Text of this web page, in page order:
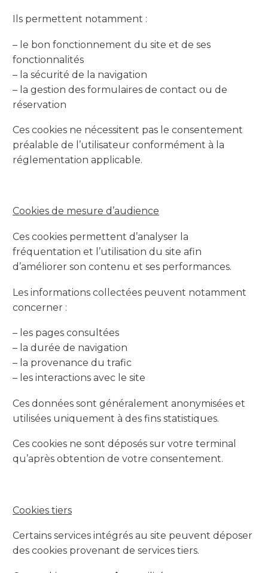
Ils permettent notamment :
– le bon fonctionnement du site et de ses
fonctionnalités
– la sécurité de la navigation
– la gestion des formulaires de contact ou de
réservation
Ces cookies ne nécessitent pas le consentement
préalable de l’utilisateur conformément à la
réglementation applicable.
Cookies de mesure d’audience
Ces cookies permettent d’analyser la
fréquentation et l’utilisation du site afin
d’améliorer son contenu et ses performances.
Les informations collectées peuvent notamment
concerner :
– les pages consultées
– la durée de navigation
– la provenance du trafic
– les interactions avec le site
Ces données sont généralement anonymisées et
utilisées uniquement à des fins statistiques.
Ces cookies ne sont déposés sur votre terminal
qu’après obtention de votre consentement.
Cookies tiers
Certains services intégrés au site peuvent déposer
des cookies provenant de services tiers.